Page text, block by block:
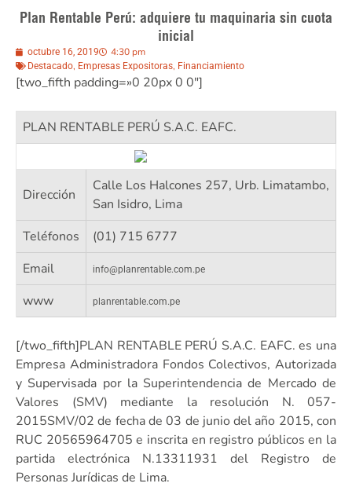
Plan Rentable Perú: adquiere tu maquinaria sin cuota
inicial
octubre 16, 2019 4:30 pm
Destacado, Empresas Expositoras, Financiamiento
[two_fifth padding=»0 20px 0 0″]
PLAN RENTABLE PERÚ S.A.C. EAFC.
Dirección
Calle Los Halcones 257, Urb. Limatambo,
San Isidro, Lima
Teléfonos
(01) 715 6777
Email
info@planrentable.com.pe
www planrentable.com.pe
[/two_fifth]PLAN RENTABLE PERÚ S.A.C. EAFC. es una
Empresa Administradora Fondos Colectivos, Autorizada
y Supervisada por la Superintendencia de Mercado de
Valores (SMV) mediante la resolución N. 057-
2015SMV/02 de fecha de 03 de junio del año 2015, con
RUC 20565964705 e inscrita en registro públicos en la
partida electrónica N.13311931 del Registro de
Personas Jurídicas de Lima.